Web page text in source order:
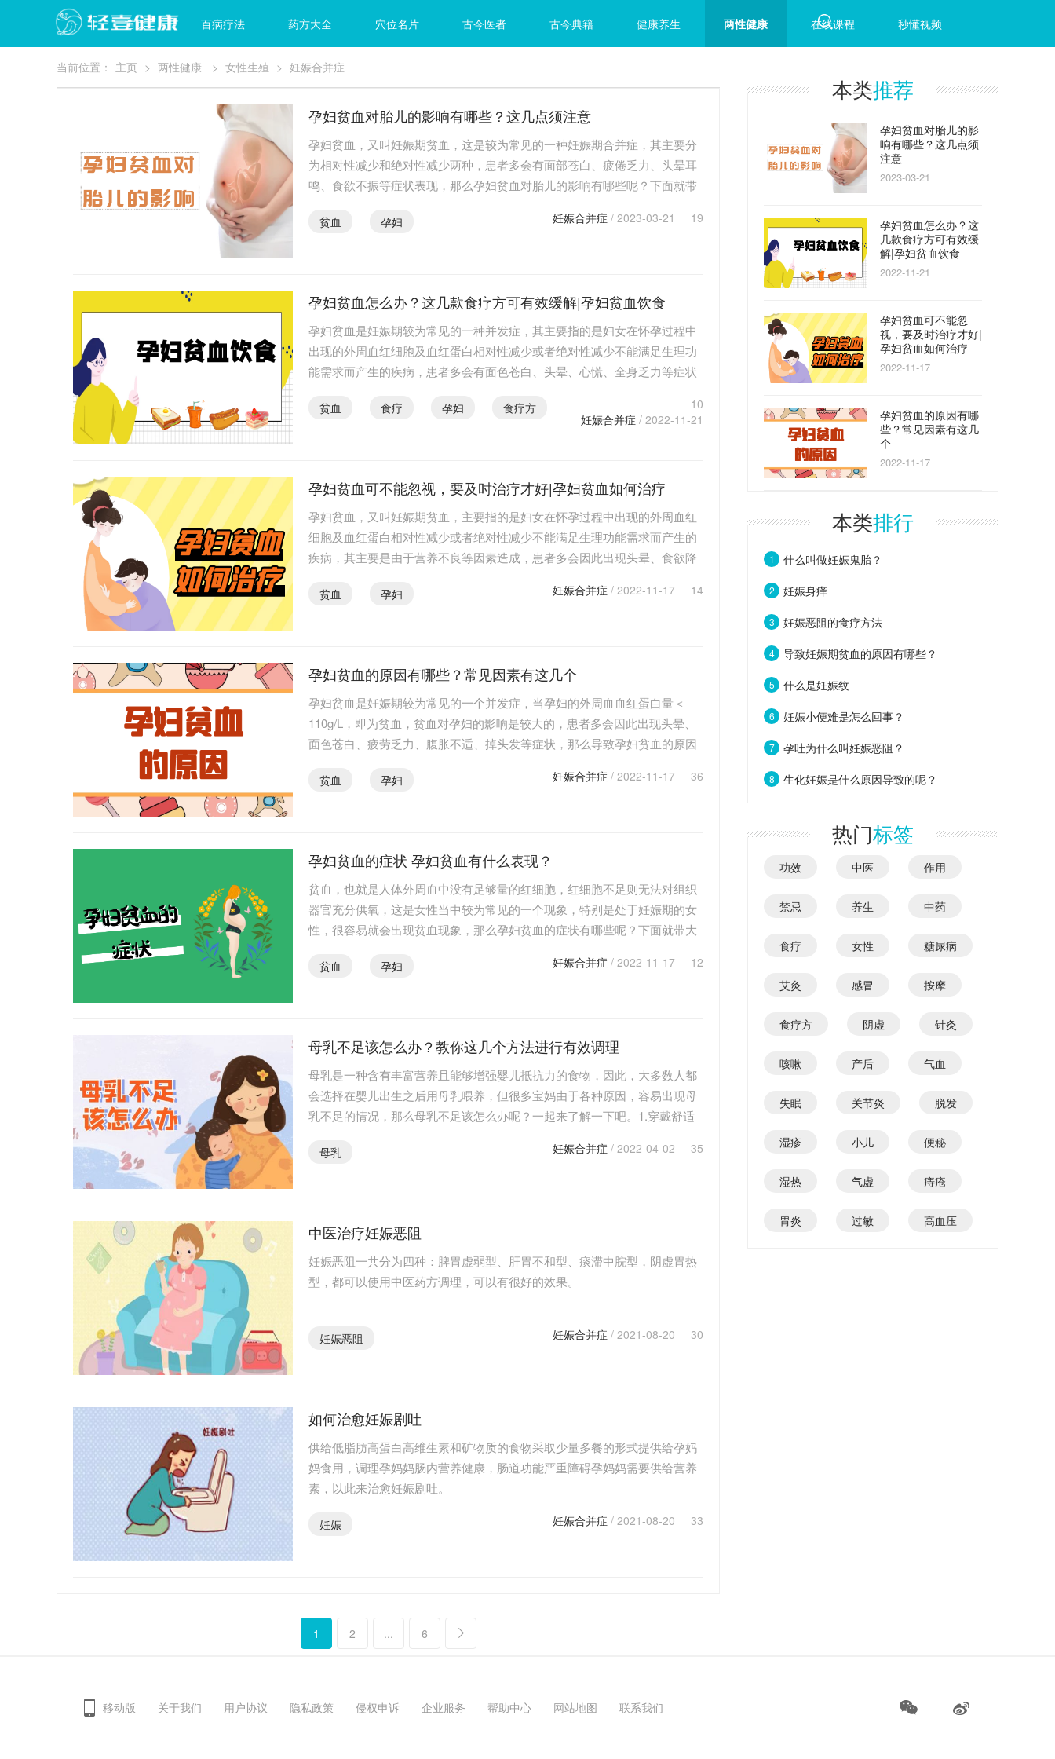
首页 百病疗法 药方大全 穴位名片 古今医者 古今典籍 健康养生 两性健康 在线课程 秒懂视频
当前位置： 主页 > 两性健康 > 女性生殖 > 妊娠合并症
孕妇贫血对胎儿的影响有哪些？这几点须注意
孕妇贫血，又叫妊娠期贫血，这是较为常见的一种妊娠期合并症，其主要分
为相对性减少和绝对性减少两种，患者多会有面部苍白、疲倦乏力、头晕耳
鸣、食欲不振等症状表现，那么孕妇贫血对胎儿的影响有哪些呢？下面就带
贫血 孕妇 19
妊娠合并症 / 2023-03-21
孕妇贫血怎么办？这几款食疗方可有效缓解|孕妇贫血饮食
孕妇贫血是妊娠期较为常见的一种并发症，其主要指的是妇女在怀孕过程中
出现的外周血红细胞及血红蛋白相对性减少或者绝对性减少不能满足生理功
能需求而产生的疾病，患者多会有面色苍白、头晕、心慌、全身乏力等症状
贫血 食疗 孕妇 食疗方
10
妊娠合并症 / 2022-11-21
孕妇贫血可不能忽视，要及时治疗才好|孕妇贫血如何治疗
孕妇贫血，又叫妊娠期贫血，主要指的是妇女在怀孕过程中出现的外周血红
细胞及血红蛋白相对性减少或者绝对性减少不能满足生理功能需求而产生的
疾病，其主要是由于营养不良等因素造成，患者多会因此出现头晕、食欲降
贫血 孕妇 14
妊娠合并症 / 2022-11-17
孕妇贫血的原因有哪些？常见因素有这几个
孕妇贫血是妊娠期较为常见的一个并发症，当孕妇的外周血血红蛋白量＜
110g/L，即为贫血，贫血对孕妇的影响是较大的，患者多会因此出现头晕、
面色苍白、疲劳乏力、腹胀不适、掉头发等症状，那么导致孕妇贫血的原因
贫血 孕妇 36
妊娠合并症 / 2022-11-17
孕妇贫血的症状 孕妇贫血有什么表现？
贫血，也就是人体外周血中没有足够量的红细胞，红细胞不足则无法对组织
器官充分供氧，这是女性当中较为常见的一个现象，特别是处于妊娠期的女
性，很容易就会出现贫血现象，那么孕妇贫血的症状有哪些呢？下面就带大
贫血 孕妇 12
妊娠合并症 / 2022-11-17
母乳不足该怎么办？教你这几个方法进行有效调理
母乳是一种含有丰富营养且能够增强婴儿抵抗力的食物，因此，大多数人都
会选择在婴儿出生之后用母乳喂养，但很多宝妈由于各种原因，容易出现母
乳不足的情况，那么母乳不足该怎么办呢？一起来了解一下吧。1.穿戴舒适
母乳 35
妊娠合并症 / 2022-04-02
中医治疗妊娠恶阻
妊娠恶阻一共分为四种：脾胃虚弱型、肝胃不和型、痰滞中脘型，阴虚胃热
型，都可以使用中医药方调理，可以有很好的效果。
妊娠恶阻 30
妊娠合并症 / 2021-08-20
如何治愈妊娠剧吐
供给低脂肪高蛋白高维生素和矿物质的食物采取少量多餐的形式提供给孕妈
妈食用，调理孕妈妈肠内营养健康，肠道功能严重障碍孕妈妈需要供给营养
素，以此来治愈妊娠剧吐。
妊娠 33
妊娠合并症 / 2021-08-20
1 2 ... 6
本类推荐
孕妇贫血对胎儿的影
响有哪些？这几点须
注意
2023-03-21
孕妇贫血怎么办？这
几款食疗方可有效缓
解|孕妇贫血饮食
2022-11-21
孕妇贫血可不能忽
视，要及时治疗才好|
孕妇贫血如何治疗
2022-11-17
孕妇贫血的原因有哪
些？常见因素有这几
个
2022-11-17
本类排行
1 什么叫做妊娠鬼胎？
2 妊娠身痒
3 妊娠恶阻的食疗方法
4 导致妊娠期贫血的原因有哪些？
5 什么是妊娠纹
6 妊娠小便难是怎么回事？
7 孕吐为什么叫妊娠恶阻？
8 生化妊娠是什么原因导致的呢？
热门标签
功效 中医 作用
禁忌 养生 中药
食疗 女性 糖尿病
艾灸 感冒 按摩
食疗方 阴虚 针灸
咳嗽 产后 气血
失眠 关节炎 脱发
湿疹 小儿 便秘
湿热 气虚 痔疮
胃炎 过敏 高血压
移动版 关于我们 用户协议 隐私政策 侵权申诉 企业服务 帮助中心 网站地图 联系我们